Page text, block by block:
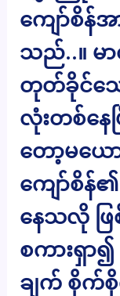
ကျော်စိ
သည်..။ မ
တုတ်ခိုင်သေ
လုံးတစ်နေ
တော့မယေ
ကျော်စိန်
နေသလို ဖြ
စကားရှာ
ချက် စိုက်